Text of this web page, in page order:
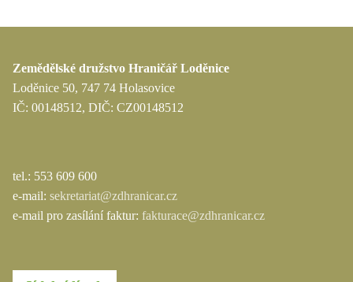
Zemědělské družstvo Hraničář Loděnice
Loděnice 50, 747 74 Holasovice
IČ: 00148512, DIČ: CZ00148512
tel.: 553 609 600
e-mail: sekretariat@zdhranicar.cz
e-mail pro zasílání faktur: fakturace@zdhranicar.cz